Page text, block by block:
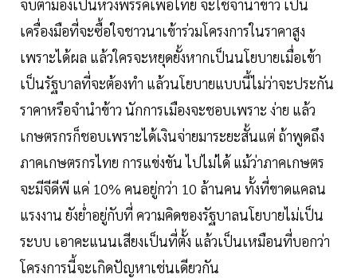
จับตามองเป็นห่วงพรรคเพื่อไทย จะใช้จำนำข้าว เป็น
เครื่องมือที่จะซื้อใจชาวนาเข้าร่วมโครงการในราคาสูง
เพราะได้ผล แล้วใครจะหยุดยั้งหากเป็นนโยบายเมื่อเข้า
เป็นรัฐบาลที่จะต้องทำ แล้วนโยบายแบบนี้ไม่ว่าจะประกัน
ราคาหรือจำนำข้าว นักการเมืองจะชอบเพราะ ง่าย แล้ว
เกษตรกรก็ชอบเพราะได้เงินจ่ายมาระยะสั้นแต่ ถ้าพูดถึง
ภาคเกษตรกรไทย การแข่งขัน ไปไม่ได้ แม้ว่าภาคเกษตร
จะมีจีดีพี แค่ 10% คนอยู่กว่า 10 ล้านคน ทั้งที่ขาดแคลน
แรงงาน ยังย่ำอยู่กับที่ ความคิดของรัฐบาลนโยบายไม่เป็น
ระบบ เอาคะแนนเสียงเป็นที่ตั้ง แล้วเป็นเหมือนที่บอกว่า
โครงการนี้จะเกิดปัญหาเช่นเดียวกัน